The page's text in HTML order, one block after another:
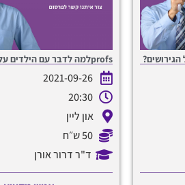
profsלמה לדבר עם הילדים על הגירושים?
2021-09-26
20:30
און ליין
50 ש״ח
ד"ר דרור אורן